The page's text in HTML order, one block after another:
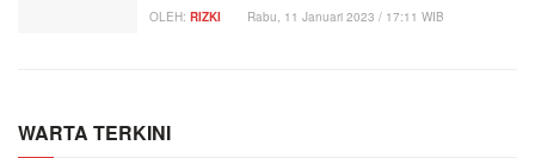
OLEH: RIZKI Rabu, 11 Januari 2023 / 17:11 WIB
WARTA TERKINI